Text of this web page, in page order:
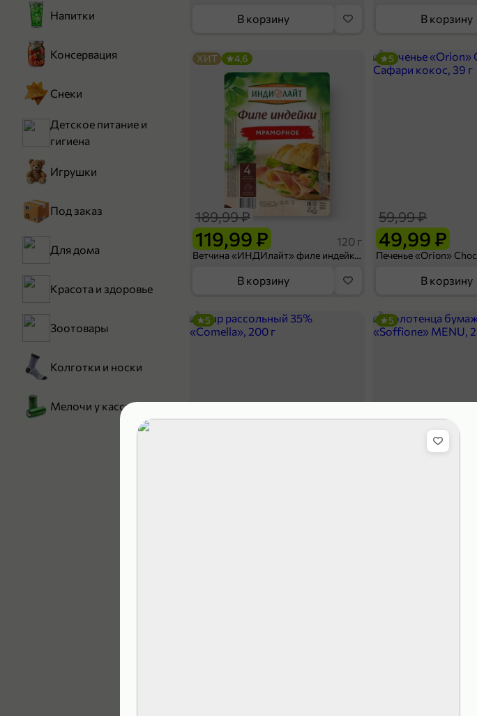
Напитки
Консервация
Снеки
Детское питание и
гигиена
Игрушки
Под заказ
Для дома
Красота и здоровье
Зоотовары
Колготки и носки
Мелочи у кассы
В корзину В корзину
119,99 ₽
189,99 ₽
120 г
Ветчина «ИНДИлайт» филе индейки Мраморное, в нарезке, 120 г
ХИТ 4,6
В корзину
49,99 ₽
59,99 ₽
5
В корзину
5 5